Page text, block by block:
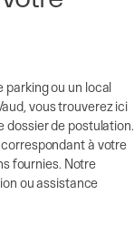
parking ou un local
vous trouverez ici
dossier de postulation.
à votre
fournies. Notre
ou assistance